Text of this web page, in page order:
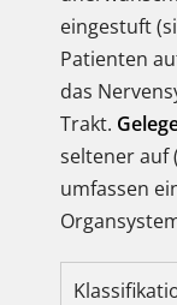
eingestuft
Patienten
das
Trakt.
seltener auf
umfassen